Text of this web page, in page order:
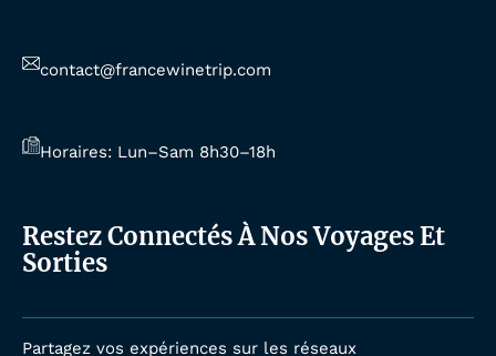
contact@francewinetrip.com
Horaires: Lun–Sam 8h30–18h
Restez Connectés À Nos Voyages Et
Sorties
Partagez vos expériences sur les réseaux